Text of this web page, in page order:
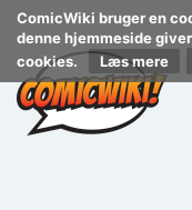
ComicWiki bruger en
denne hjemmeside
cookies.
Læs mere